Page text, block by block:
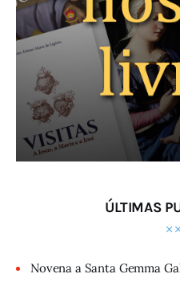
ÚLTIMAS
Novena a Santa Gemma